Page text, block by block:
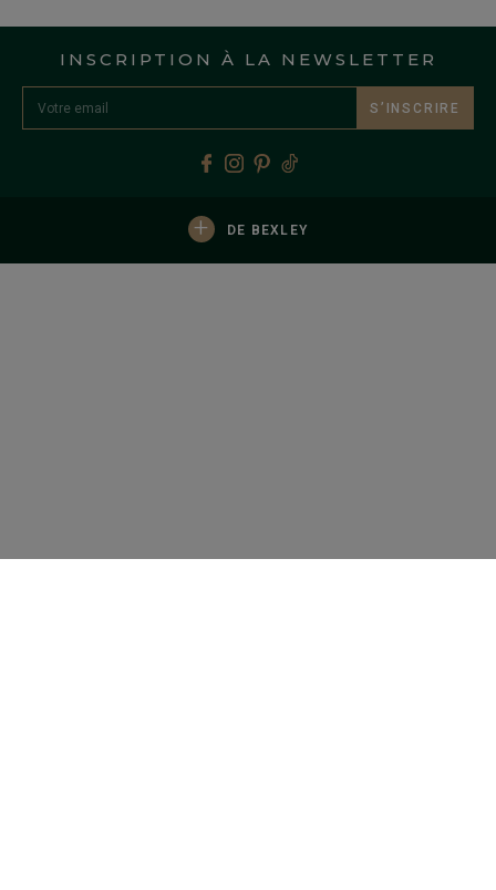
INSCRIPTION À LA NEWSLETTER
S’INSCRIRE
+ DE BEXLEY